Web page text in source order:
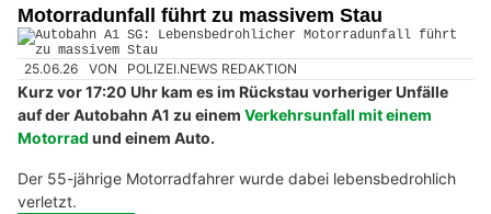
Motorradunfall führt zu massivem Stau
25.06.26 VON POLIZEI.NEWS REDAKTION
Kurz vor 17:20 Uhr kam es im Rückstau vorheriger Unfälle
auf der Autobahn A1 zu einem Verkehrsunfall mit einem
Motorrad und einem Auto.
Der 55-jährige Motorradfahrer wurde dabei lebensbedrohlich
verletzt.